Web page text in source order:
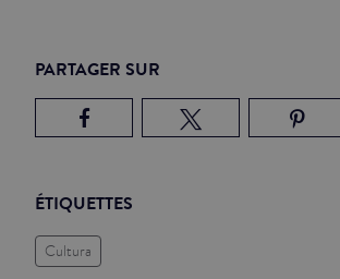
PARTAGER SUR
ÉTIQUETTES
Cultura